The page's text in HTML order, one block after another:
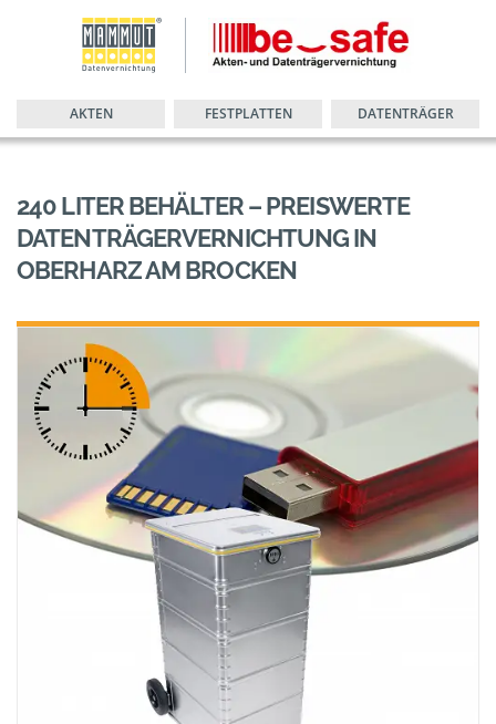
AKTEN FESTPLATTEN DATENTRÄGER
240 LITER BEHÄLTER – PREISWERTE
DATENTRÄGERVERNICHTUNG IN
OBERHARZ AM BROCKEN